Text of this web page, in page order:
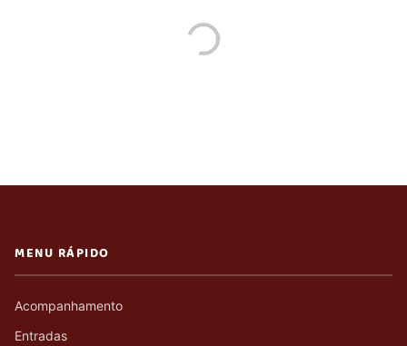
MENU RÁPIDO
Acompanhamento
Entradas